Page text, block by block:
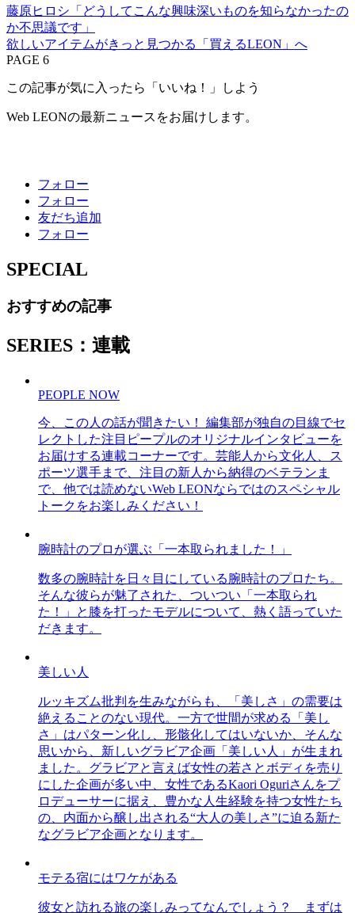
藤原ヒロシ「どうしてこんな興味深いものを知らなかったの
か不思議です」
欲しいアイテムがきっと見つかる「買えるLEON」へ
PAGE 6
この記事が気に入ったら「いいね！」しよう
Web LEONの最新ニュースをお届けします。
フォロー
フォロー
友だち追加
フォロー
SPECIAL
おすすめの記事
SERIES：連載
PEOPLE NOW
今、この人の話が聞きたい！ 編集部が独自の目線でセ
レクトした注目ピープルのオリジナルインタビューを
お届けする連載コーナーです。芸能人から文化人、ス
ポーツ選手まで、注目の新人から納得のベテランま
で、他では読めないWeb LEONならではのスペシャル
トークをお楽しみください！
腕時計のプロが選ぶ「一本取られました！」
数多の腕時計を日々目にしている腕時計のプロたち。
そんな彼らが魅了された、ついつい「一本取られ
た！」と膝を打ったモデルについて、熱く語っていた
だきます。
美しい人
ルッキズム批判を生みながらも、「美しさ」の需要は
絶えることのない現代。一方で世間が求める「美し
さ」はパターン化し、形骸化してはいないか、そんな
思いから、新しいグラビア企画「美しい人」が生まれ
ました。グラビアと言えば女性の若さとボディを売り
にした企画が多い中、女性であるKaori Oguriさんをプ
ロデューサーに据え、豊かな人生経験を持つ女性たち
の、内面から醸し出される“大人の美しさ”に迫る新た
なグラビア企画となります。
モテる宿にはワケがある
彼女と訪れる旅の楽しみってなんでしょう？ まずは